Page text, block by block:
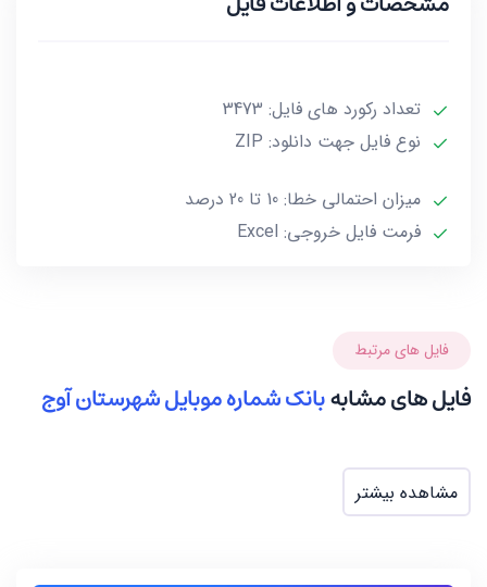
و حجم این فایل کمتر از 10KB است.
حداکثر 20 درصد خطا احتمالی داشته باشند.***
تعداد رکورد های فایل: 3473
نوع فایل جهت دانلود: ZIP
میزان احتمالی خطا: 10 تا 20 درصد
فرمت فایل خروجی: Excel
فایل های مرتبط
فایل های مشابهبانک شماره موبایل شهرستان آوج
مشاهده بیشتر